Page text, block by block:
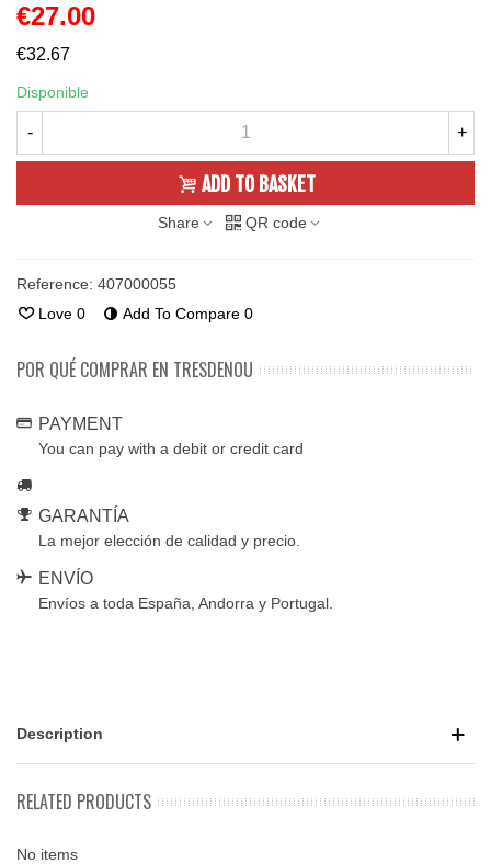
€27.00
€32.67
Disponible
- +
ADD TO BASKET
Share QR code
Reference: 407000055
Love 0 Add To Compare 0
POR QUÉ COMPRAR EN TRESDENOU
PAYMENT
You can pay with a debit or credit card
GARANTÍA
La mejor elección de calidad y precio.
ENVÍO
Envíos a toda España, Andorra y Portugal.
Description
RELATED PRODUCTS
No items